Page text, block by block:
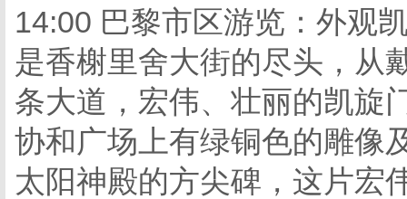
14:00 巴黎市区游览：外观
是香榭里舍大街的尽头，从
条大道，宏伟、壮丽的凯旋
协和广场上有绿铜色的雕像
太阳神殿的方尖碑，这片宏